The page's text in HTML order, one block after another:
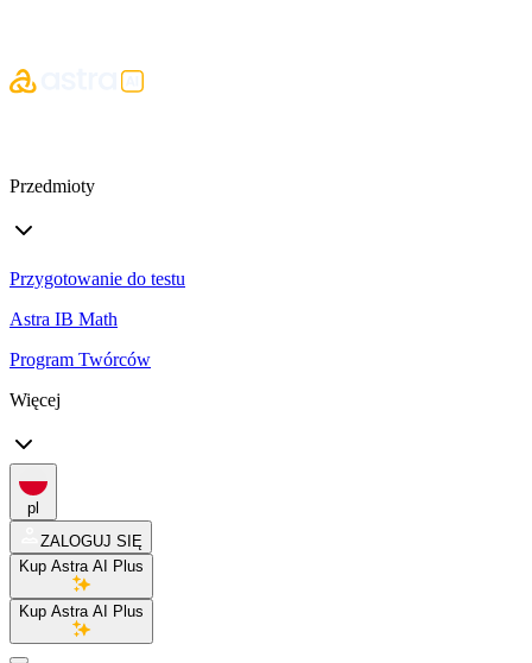
Przedmioty
Przygotowanie do testu
Astra IB Math
Program Twórców
Więcej
pl
ZALOGUJ SIĘ
Kup Astra AI Plus
Kup Astra AI Plus